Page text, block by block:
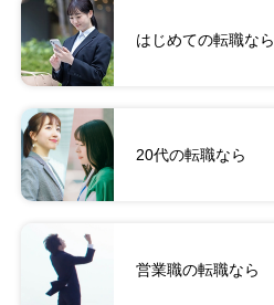
はじめての転職なら
20代の転職なら
営業職の転職なら